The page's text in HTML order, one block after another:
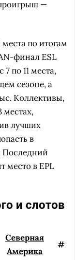
проигрыш —
по итогам
финал ESL
по 11 места,
сезоне, а
Коллективы,
местах,
лучших
в
Последний
место в EPL
и слотов
Северная
Америка
#